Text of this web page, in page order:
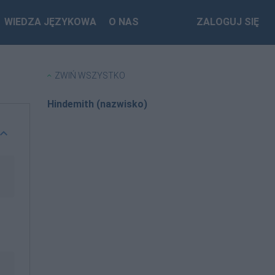
WIEDZA JĘZYKOWA O NAS ZALOGUJ SIĘ
ZWIŃ WSZYSTKO
Hindemith (nazwisko)